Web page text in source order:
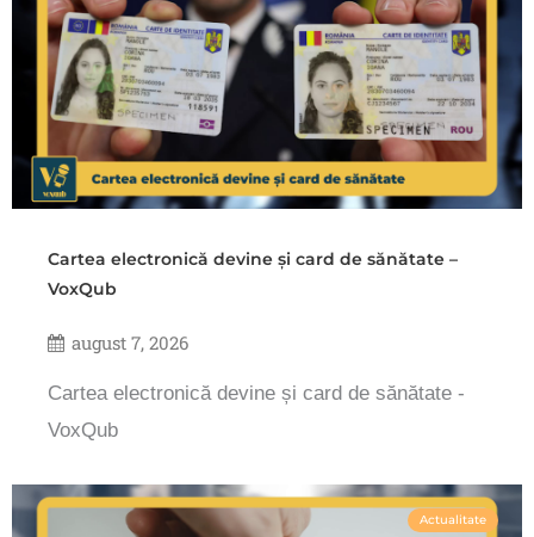
Cartea electronică devine și card de sănătate –
VoxQub
august 7, 2026
Cartea electronică devine și card de sănătate -
VoxQub
Actualitate